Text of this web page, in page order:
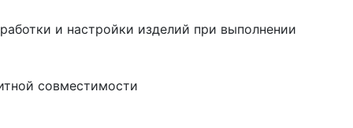
и настройки изделий при выполнении
совместимости